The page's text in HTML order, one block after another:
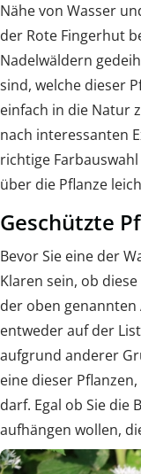
Nähe von Wasser
der Rote Fingerhut
Nadelwäldern
sind, welche dieser
einfach in die Natur
nach interessanten
richtige
über die Pflanze
Geschützte
Bevor Sie eine der
Klaren sein, ob
der oben
entweder auf der
aufgrund anderer
eine dieser
darf. Egal ob Sie die
aufhängen wollen,